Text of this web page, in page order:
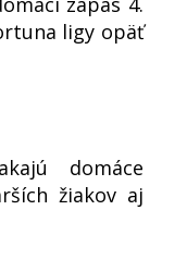
ligy opäť
domáce
žiakov aj